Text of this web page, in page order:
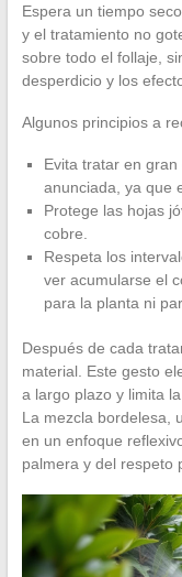
Espera un tiempo
y el tratamiento no
sobre todo el follaje,
desperdicio y los
Algunos principios a
Evita tratar en
anunciada, ya que
Protege las hojas
cobre.
Respeta los
ver acumularse el
para la planta ni
Después de cada
material. Este gesto
a largo plazo y limita
La mezcla bordelesa,
en un enfoque
palmera y del respeto